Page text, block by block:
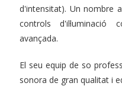
d'intensitat). Un nombre
controls d'il·luminació
avançada.
El seu equip de so
sonora de gran qualitat i